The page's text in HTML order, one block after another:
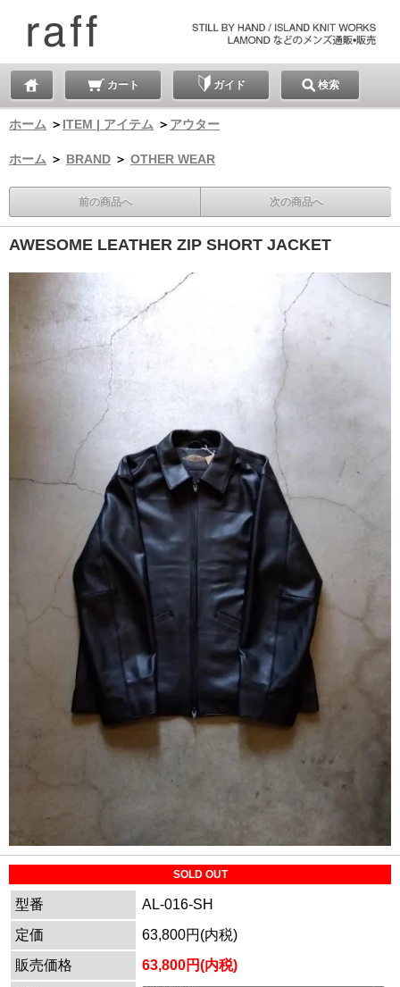
カート ガイド 検索
ホーム ＞ ITEM | アイテム ＞ アウター
ホーム ＞ BRAND ＞ OTHER WEAR
前の商品へ 次の商品へ
AWESOME LEATHER ZIP SHORT JACKET
SOLD OUT
型番
AL-016-SH
定価
63,800円(内税)
販売価格
63,800円(内税)